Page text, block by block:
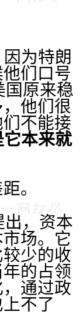
因为特朗
们口号
国原来稳
他们很
不能接
本来就
。
，资本
场。它
少的收
的占领
通过政
不了